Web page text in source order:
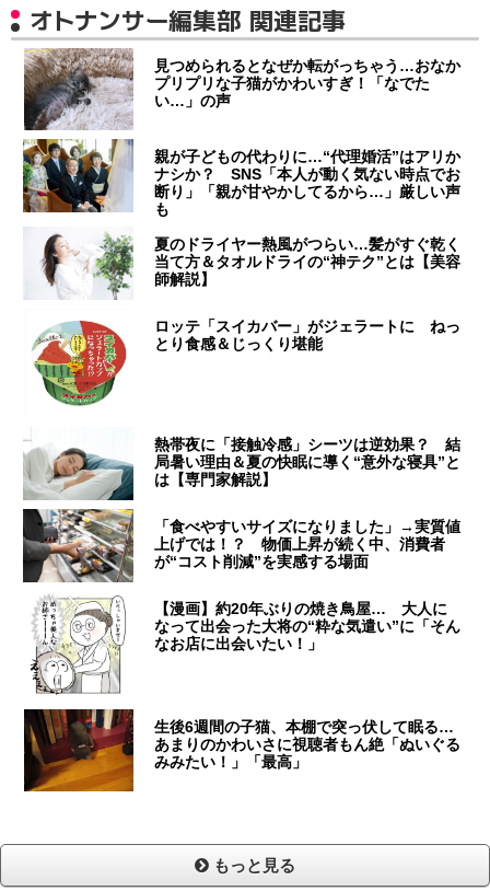
オトナンサー編集部 関連記事
見つめられるとなぜか転がっちゃう…おなか
プリプリな子猫がかわいすぎ！「なでた
い…」の声
親が子どもの代わりに…“代理婚活”はアリか
ナシか？ SNS「本人が動く気ない時点でお
断り」「親が甘やかしてるから…」厳しい声
も
夏のドライヤー熱風がつらい…髪がすぐ乾く
当て方＆タオルドライの“神テク”とは【美容
師解説】
ロッテ「スイカバー」がジェラートに ねっ
とり食感＆じっくり堪能
熱帯夜に「接触冷感」シーツは逆効果？ 結
局暑い理由＆夏の快眠に導く“意外な寝具”と
は【専門家解説】
「食べやすいサイズになりました」→実質値
上げでは！？ 物価上昇が続く中、消費者
が“コスト削減”を実感する場面
【漫画】約20年ぶりの焼き鳥屋… 大人に
なって出会った大将の“粋な気遣い”に「そん
なお店に出会いたい！」
生後6週間の子猫、本棚で突っ伏して眠る…
あまりのかわいさに視聴者もん絶「ぬいぐる
みみたい！」「最高」
もっと見る